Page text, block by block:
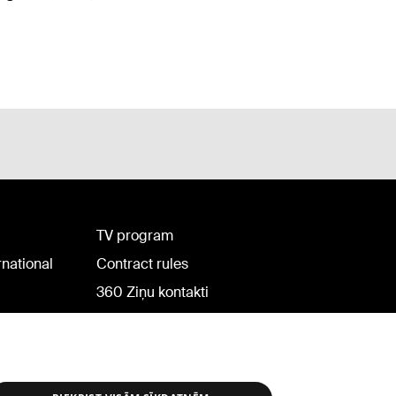
TV program
Contract rules
360 Ziņu kontakti